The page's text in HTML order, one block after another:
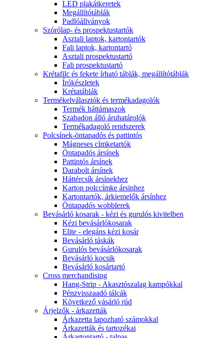
LED plakátkeretek
Megállítótáblák
Padlóállványok
Szórólap- és prospektustartók
Asztali laptok, kartontartók
Fali laptok, kartontartó
Asztali prospektustartó
Fali prospektustartó
Krétafilc és fekete írható táblák, megállítótáblák
Írókészletek
Krétatáblák
Termékelválasztók és termékadagolók
Termék háttámaszok
Szabadon álló áruhatárolók
Termékadagoló rendszerek
Polcsínek-öntapadós és pattintós
Mágneses címketartók
Öntapadós ársínek
Pattintós ársínek
Darabolt ársínek
Háttércsík ársínekhez
Karton polccímke ársinhez
Kartontartók, árkiemelők ársínhez
Öntapadós wobblerek
Bevásárló kosarak - kézi és gurulós kivitelben
Kézi bevásárlókosarak
Elite - elegáns kézi kosár
Bevásárló táskák
Gurulós bevásárlókosarak
Bevásárló kocsik
Bevásárló kosártartó
Cross merchandising
Hang-Strip - Akasztószalag kampókkal
Pénzvisszaadó tálcák
Következő vásárló rúd
Árjelzők - árkazetták
Árkazetta lapozható számokkal
Árkazetták és tartozékai